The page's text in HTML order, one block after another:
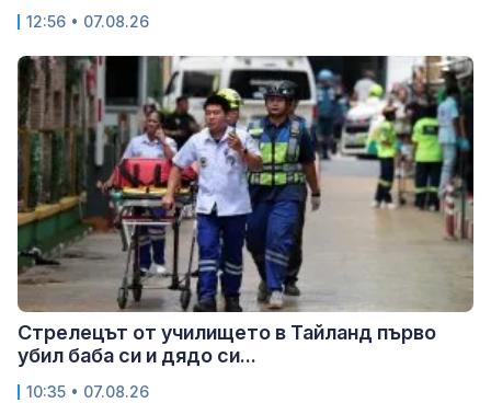
12:56 • 07.08.26
Стрелецът от училището в Тайланд първо
убил баба си и дядо си...
10:35 • 07.08.26